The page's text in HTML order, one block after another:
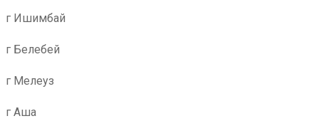
г Ишимбай
г Белебей
г Мелеуз
г Аша